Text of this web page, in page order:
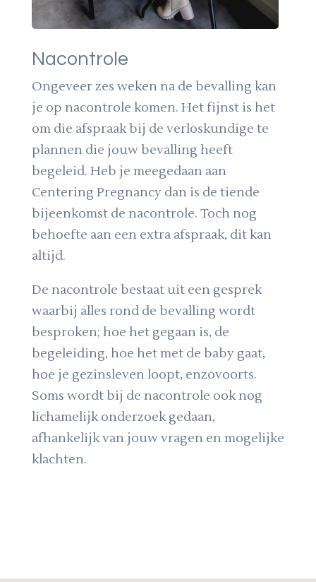
Nacontrole
Ongeveer zes weken na de bevalling kan
je op nacontrole komen. Het fijnst is het
om die afspraak bij de verloskundige te
plannen die jouw bevalling heeft
begeleid. Heb je meegedaan aan
Centering Pregnancy dan is de tiende
bijeenkomst de nacontrole. Toch nog
behoefte aan een extra afspraak, dit kan
altijd.
De nacontrole bestaat uit een gesprek
waarbij alles rond de bevalling wordt
besproken; hoe het gegaan is, de
begeleiding, hoe het met de baby gaat,
hoe je gezinsleven loopt, enzovoorts.
Soms wordt bij de nacontrole ook nog
lichamelijk onderzoek gedaan,
afhankelijk van jouw vragen en mogelijke
klachten.